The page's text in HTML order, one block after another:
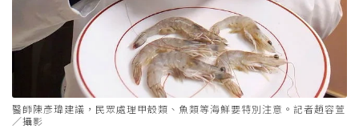
醫師陳彥瑋建議，民眾處理甲殼類、魚類等海鮮要特別注意。記者趙容萱
／攝影